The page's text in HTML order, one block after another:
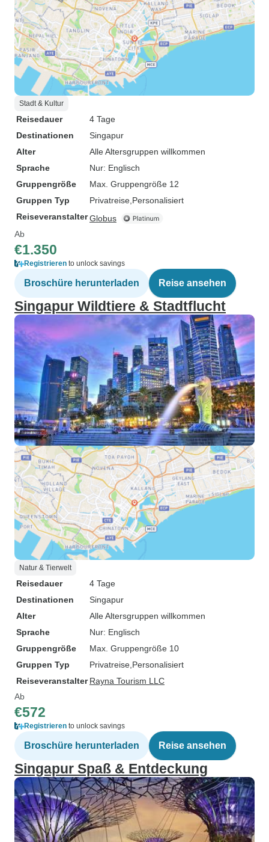
Stadt & Kultur
Reisedauer
4 Tage
Destinationen
Singapur
Alter
Alle Altersgruppen willkommen
Sprache
Nur: Englisch
Gruppengröße
Max. Gruppengröße 12
Gruppen Typ
Privatreise Personalisiert
ReiseveranstalterGlobus
Ab
€1.350
Registrieren to unlock savings
Broschüre herunterladen Reise ansehen
Singapur Wildtiere & Stadtflucht
Natur & Tierwelt
Reisedauer
4 Tage
Destinationen
Singapur
Alter
Alle Altersgruppen willkommen
Sprache
Nur: Englisch
Gruppengröße
Max. Gruppengröße 10
Gruppen Typ
Privatreise Personalisiert
Reiseveranstalter Rayna Tourism LLC
Ab
€572
Registrieren to unlock savings
Broschüre herunterladen Reise ansehen
Singapur Spaß & Entdeckung